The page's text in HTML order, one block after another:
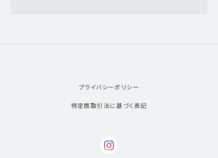
プライバシーポリシー
特定商取引法に基づく表記